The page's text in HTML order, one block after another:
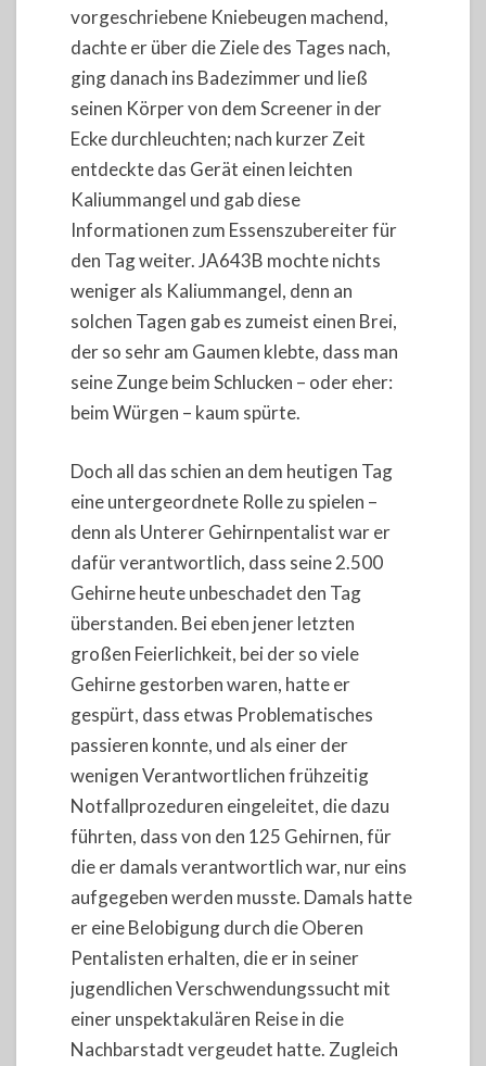
vorgeschriebene Kniebeugen machend,
dachte er über die Ziele des Tages nach,
ging danach ins Badezimmer und ließ
seinen Körper von dem Screener in der
Ecke durchleuchten; nach kurzer Zeit
entdeckte das Gerät einen leichten
Kaliummangel und gab diese
Informationen zum Essenszubereiter für
den Tag weiter. JA643B mochte nichts
weniger als Kaliummangel, denn an
solchen Tagen gab es zumeist einen Brei,
der so sehr am Gaumen klebte, dass man
seine Zunge beim Schlucken – oder eher:
beim Würgen – kaum spürte.
Doch all das schien an dem heutigen Tag
eine untergeordnete Rolle zu spielen –
denn als Unterer Gehirnpentalist war er
dafür verantwortlich, dass seine 2.500
Gehirne heute unbeschadet den Tag
überstanden. Bei eben jener letzten
großen Feierlichkeit, bei der so viele
Gehirne gestorben waren, hatte er
gespürt, dass etwas Problematisches
passieren konnte, und als einer der
wenigen Verantwortlichen frühzeitig
Notfallprozeduren eingeleitet, die dazu
führten, dass von den 125 Gehirnen, für
die er damals verantwortlich war, nur eins
aufgegeben werden musste. Damals hatte
er eine Belobigung durch die Oberen
Pentalisten erhalten, die er in seiner
jugendlichen Verschwendungssucht mit
einer unspektakulären Reise in die
Nachbarstadt vergeudet hatte. Zugleich